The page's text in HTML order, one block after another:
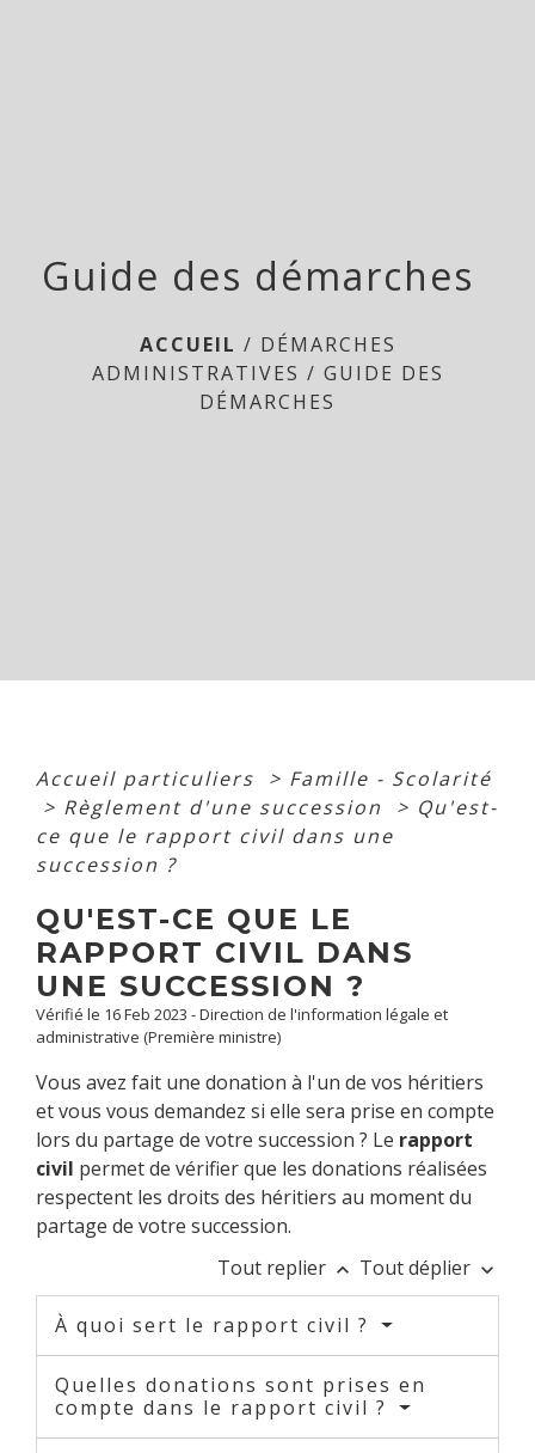
Guide des démarches
ACCUEIL / DÉMARCHES
ADMINISTRATIVES / GUIDE DES
DÉMARCHES
Accueil particuliers > Famille - Scolarité
> Règlement d'une succession > Qu'est-
ce que le rapport civil dans une
succession ?
QU'EST-CE QUE LE
RAPPORT CIVIL DANS
UNE SUCCESSION ?
Vérifié le 16 Feb 2023 - Direction de l'information légale et
administrative (Première ministre)
Vous avez fait une donation à l'un de vos héritiers
et vous vous demandez si elle sera prise en compte
lors du partage de votre succession ? Le rapport
civil permet de vérifier que les donations réalisées
respectent les droits des héritiers au moment du
partage de votre succession.
Tout replier keyboard_arrow_up Tout déplier keyboard_arrow_down
À quoi sert le rapport civil ?
Quelles donations sont prises en
compte dans le rapport civil ?